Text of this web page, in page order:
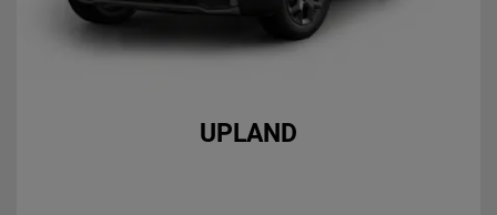
UPLAND